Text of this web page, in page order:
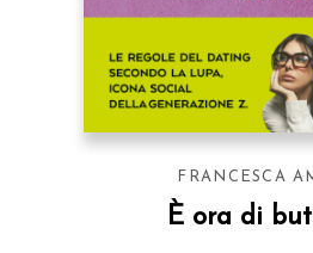
FRANCESCA
È ora di